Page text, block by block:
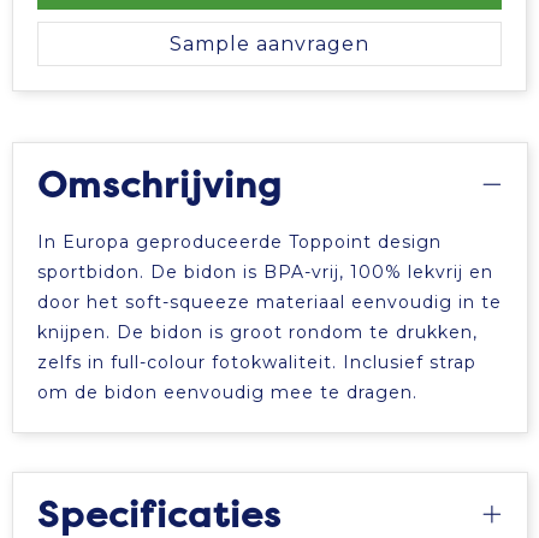
Sample aanvragen
Omschrijving
In Europa geproduceerde Toppoint design
sportbidon. De bidon is BPA-vrij, 100% lekvrij en
door het soft-squeeze materiaal eenvoudig in te
knijpen. De bidon is groot rondom te drukken,
zelfs in full-colour fotokwaliteit. Inclusief strap
om de bidon eenvoudig mee te dragen.
Specificaties